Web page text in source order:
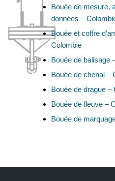
Bouée de mesure,
données –
Bouée et coffre
Colombie
Bouée de balisage
Bouée de chenal –
Bouée de drague –
Bouée de fleuve –
Bouée de